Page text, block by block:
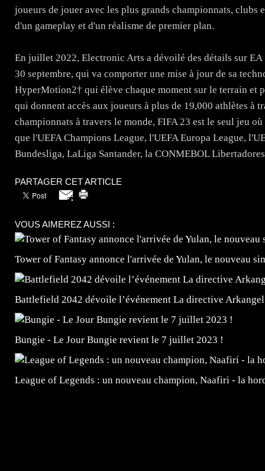
joueurs de jouer avec les plus grands championnats,
d'un gameplay et d'un réalisme de premier plan.
En juillet 2022, Electronic Arts a dévoilé des détails sur
30 septembre, qui va comporter une mise à jour de sa
HyperMotion2† qui élève chaque moment sur le terrain et
qui donnent accès aux joueurs à plus de 19,000 athlètes à
championnats à travers le monde, FIFA 23 est le seul jeu
que l'UEFA Champions League, l'UEFA Europa League,
Bundesliga, LaLiga Santander, la CONMEBOL
PARTAGER CET ARTICLE
VOUS AIMEREZ AUSSI :
Tower of Fantasy annonce l'arrivée de Yulan, le nouveau
Battlefield 2042 dévoile l’événement La directive Arkangel
Bungie - Le Jour Bungie revient le 7 juillet 2023 !
League of Legends : un nouveau champion, Naafiri - la